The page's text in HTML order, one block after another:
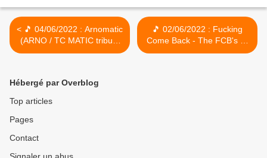
< 🎵 04/06/2022 : Arnomatic
(ARNO / TC MATIC tribute
band) @ Rock Classic - 55,
Entrée gratuite / Free
🎵 02/06/2022 : Fucking
Come Back - The FCB's @
Rock Classic - 55, rue
Hébergé par Overblog
Top articles
Pages
Contact